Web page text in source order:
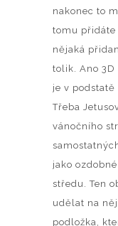
nakonec to
tomu přidáte
nějaká
tolik. Ano 3D
je v
Třeba
vánočního
jako
středu. Ten
udělat na
podložka,